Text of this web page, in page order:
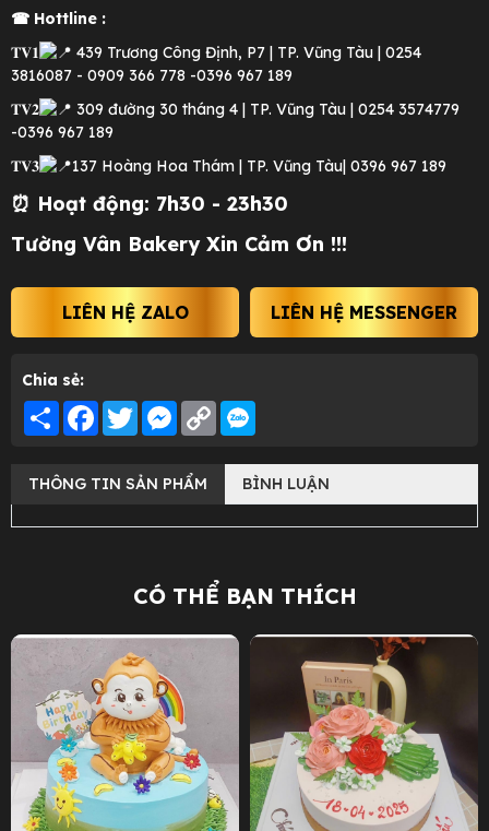
☎ Hottline :
𝐓𝐕𝟏
439 Trương Công Định, P7 | TP. Vũng Tàu | 0254
3816087 - 0909 366 778 -0396 967 189
𝐓𝐕𝟐
309 đường 30 tháng 4 | TP. Vũng Tàu | 0254 3574779
-0396 967 189
𝐓𝐕𝟑
137 Hoàng Hoa Thám | TP. Vũng Tàu| 0396 967 189
⏰ Hoạt động: 7h30 - 23h30
Tường Vân Bakery Xin Cảm Ơn !!!
LIÊN HỆ ZALO LIÊN HỆ MESSENGER
Chia sẻ:
Share Facebook
TwitterMessenger
Copy
Link
THÔNG TIN SẢN PHẨM BÌNH LUẬN
CÓ THỂ BẠN THÍCH